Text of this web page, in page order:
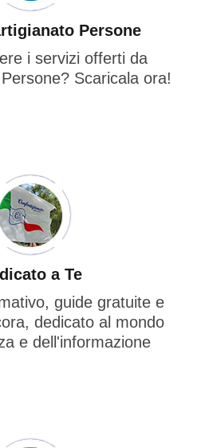
Persone
i servizi offerti da
Scaricala ora!
a Te
guide gratuite e
dedicato al mondo
e dell'informazione